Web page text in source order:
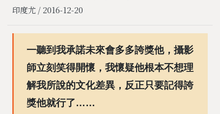
印度尤 / 2016-12-20
一聽到我承諾未來會多多誇獎他，攝影
師立刻笑得開懷，我懷疑他根本不想理
解我所說的文化差異，反正只要記得誇
獎他就行了……